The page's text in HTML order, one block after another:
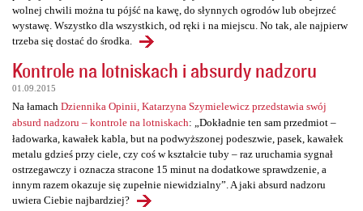
wolnej chwili można tu pójść na kawę, do słynnych ogrodów lub obejrzeć
wystawę. Wszystko dla wszystkich, od ręki i na miejscu. No tak, ale najpierw
trzeba się dostać do środka.
Kontrole na lotniskach i absurdy nadzoru
01.09.2015
Na łamach Dziennika Opinii, Katarzyna Szymielewicz przedstawia swój
absurd nadzoru – kontrole na lotniskach: „Dokładnie ten sam przedmiot –
ładowarka, kawałek kabla, but na podwyższonej podeszwie, pasek, kawałek
metalu gdzieś przy ciele, czy coś w kształcie tuby – raz uruchamia sygnał
ostrzegawczy i oznacza stracone 15 minut na dodatkowe sprawdzenie, a
innym razem okazuje się zupełnie niewidzialny”. A jaki absurd nadzoru
uwiera Ciebie najbardziej?